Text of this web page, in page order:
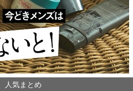
人気まとめ